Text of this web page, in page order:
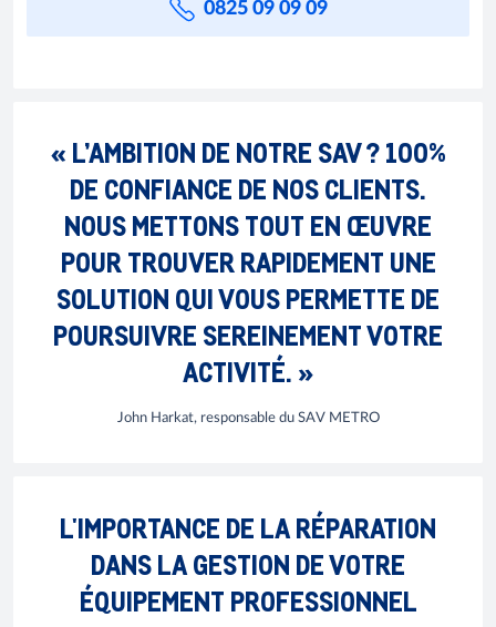
0825 09 09 09
« L’AMBITION DE NOTRE SAV ? 100%
DE CONFIANCE DE NOS CLIENTS.
NOUS METTONS TOUT EN ŒUVRE
POUR TROUVER RAPIDEMENT UNE
SOLUTION QUI VOUS PERMETTE DE
POURSUIVRE SEREINEMENT VOTRE
ACTIVITÉ. »
John Harkat, responsable du SAV METRO
L'IMPORTANCE DE LA RÉPARATION
DANS LA GESTION DE VOTRE
ÉQUIPEMENT PROFESSIONNEL